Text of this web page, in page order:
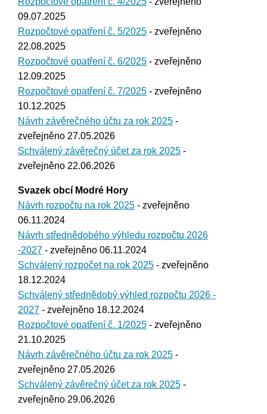
09.07.2025
Rozpočtové opatření č. 5/2025 - zveřejněno
22.08.2025
Rozpočtové opatření č. 6/2025 - zveřejněno
12.09.2025
Rozpočtové opatření č. 7/2025 - zveřejněno
10.12.2025
Návrh závěrečného účtu za rok 2025 -
zveřejněno 27.05.2026
Schválený závěrečný účet za rok 2025 -
zveřejněno 22.06.2026
Svazek obcí Modré Hory
Návrh rozpočtu na rok 2025 - zveřejněno
06.11.2024
Návrh střednědobého výhledu rozpočtu 2026
-2027 - zveřejněno 06.11.2024
Schválený rozpočet na rok 2025 - zveřejněno
18.12.2024
Schválený střednědobý výhled rozpočtu 2026 -
2027 - zveřejněno 18.12.2024
Rozpočtové opatření č. 1/2025 - zveřejněno
21.10.2025
Návrh závěrečného účtu za rok 2025 -
zveřejněno 27.05.2026
Schválený závěrečný účet za rok 2025 -
zveřejněno 29.06.2026